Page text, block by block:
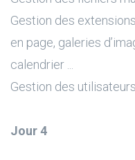
Gestion des
en page, galeries
calendrier ...
Gestion des
Jour 4